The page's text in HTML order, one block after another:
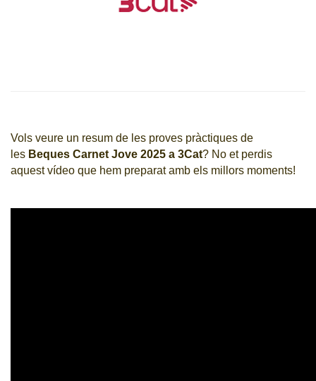
Vols veure un resum de les proves pràctiques de
les Beques Carnet Jove 2025 a 3Cat? No et perdis
aquest vídeo que hem preparat amb els millors moments!